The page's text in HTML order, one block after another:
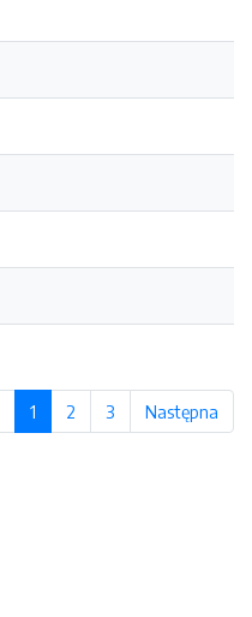
1 2 3 Następna